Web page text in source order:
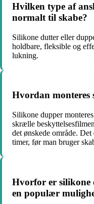
Hvilken type af
normalt til skabe?
Silikone dutter eller
holdbare, fleksible og
lukning.
Hvordan monteres
Silikone dupper
skrælle
det ønskede område.
timer, før man bruger
Hvorfor er
en populær